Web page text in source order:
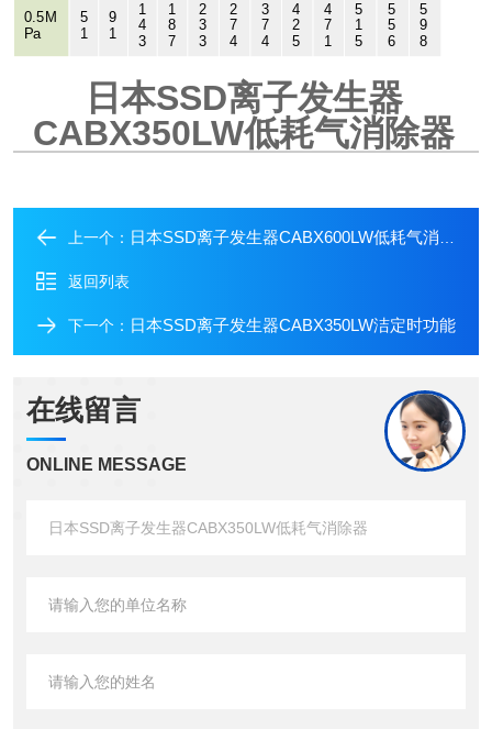
0.5M
Pa
5
1
9
1
1
4
3
1
8
7
2
3
3
2
7
4
3
7
4
4
2
5
4
7
1
5
1
5
5
5
6
5
9
8
日本SSD离子发生器
CABX350LW低耗气消除器
上一个： 日本SSD离子发生器CABX600LW低耗气消除器
返回列表
下一个： 日本SSD离子发生器CABX350LW洁定时功能
在线留言
ONLINE MESSAGE